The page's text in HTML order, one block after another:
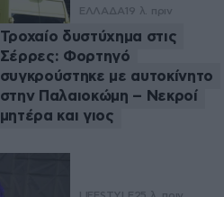
ΕΛΛΑΔΑ 19 λ. πριν
Τροχαίο δυστύχημα στις
Σέρρες: Φορτηγό
συγκρούστηκε με αυτοκίνητο
στην Παλαιοκώμη – Νεκροί
μητέρα και γιος